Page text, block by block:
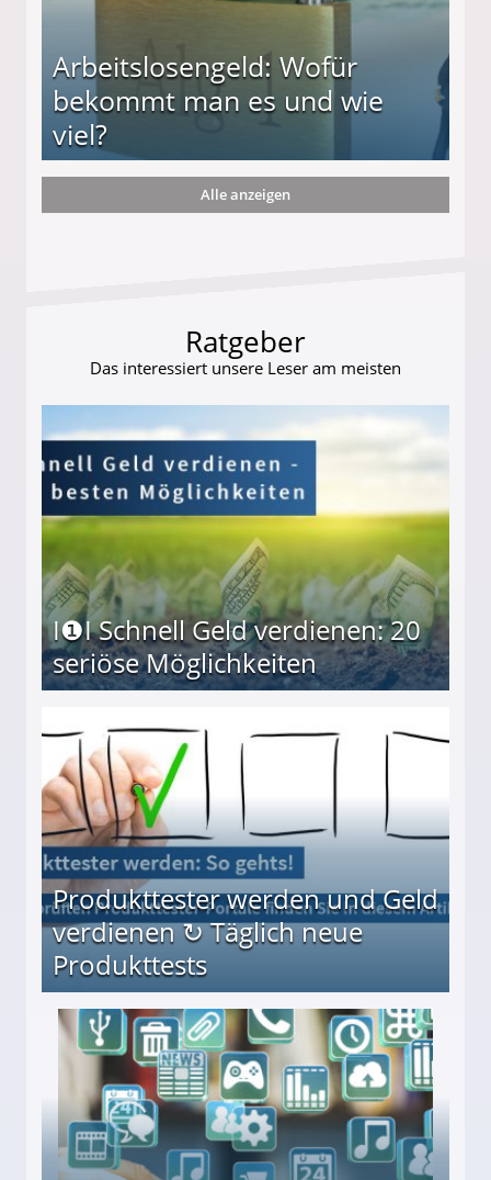
Arbeitslosengeld: Wofür
bekommt man es und wie
viel?
und wie viel?
Alle anzeigen
Ratgeber
Das interessiert unsere Leser am meisten
I❶I Schnell Geld verdienen: 20
seriöse Möglichkeiten
Produkttester werden und Geld
verdienen ↻ Täglich neue
Produkttests
↻ Täglich neue Produkttests